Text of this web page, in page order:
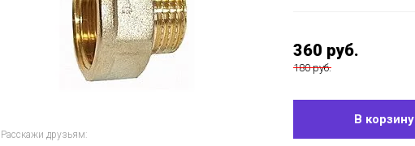
Расскажи друзьям:
360 руб.
180 руб.
В корзину